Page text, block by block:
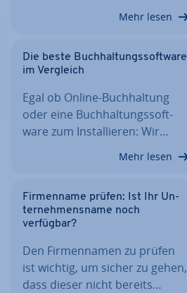
Mehr lesen
Die beste Buch­hal­tungs­soft­ware
im Vergleich
Egal ob Online-Buch­hal­tung
oder eine Buch­hal­tungs­soft­
ware zum In­stal­lie­ren: Wir…
Mehr lesen
Fir­men­na­me prüfen: Ist Ihr Un­
ter­neh­mens­na­me noch
verfügbar?
Den Fir­men­na­men zu prüfen
ist wichtig, um sicher zu gehen,
dass dieser nicht bereits…